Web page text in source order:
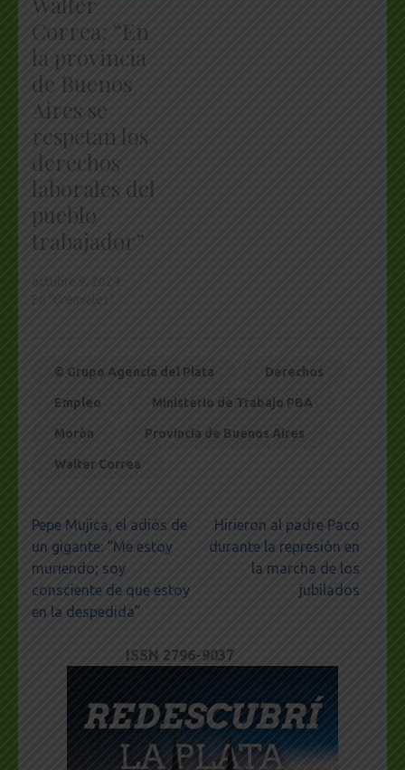
Correa: “En
la provincia
de Buenos
Aires se
respetan los
derechos
laborales del
pueblo
trabajador”
© Grupo Agencia del Plata Derechos
Empleo Ministerio de Trabajo PBA
Morón Provincia de Buenos Aires
Walter Correa
Navegación
de
entradas
Pepe Mujica, el adiós de
un gigante: “Me estoy
muriendo; soy
consciente de que estoy
en la despedida”
Hirieron al padre Paco
durante la represión en
la marcha de los
jubilados
ISSN 2796-9037